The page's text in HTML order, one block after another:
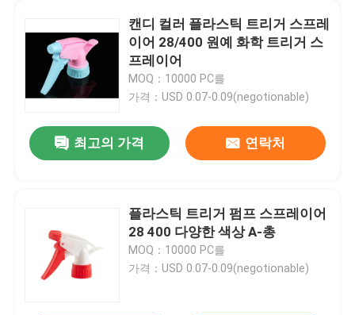
캔디 컬러 플라스틱 트리거 스프레
이어 28/400 원예 화학 트리거 스
프레이어
MOQ：10000 PC를
가격：USD 0.07-0.09(negotionable)
최고의 가격 연락처
플라스틱 트리거 펌프 스프레이어
28 400 다양한 색상 A-총
MOQ：10000 PC를
가격：USD 0.07-0.09(negotionable)